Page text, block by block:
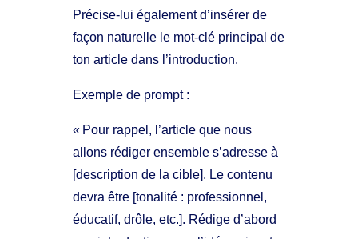
Précise-lui également d’insérer de
façon naturelle le mot-clé principal de
ton article dans l’introduction.
Exemple de prompt :
« Pour rappel, l’article que nous
allons rédiger ensemble s’adresse à
[description de la cible]. Le contenu
devra être [tonalité : professionnel,
éducatif, drôle, etc.]. Rédige d’abord